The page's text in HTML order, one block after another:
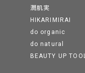
潤肌実
HIKARIMIRAI
do organic
do natural
BEAUTY UP TOOL